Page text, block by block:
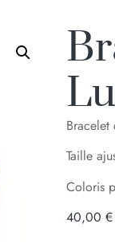
Bracelet
Taille
Coloris
40,00 €